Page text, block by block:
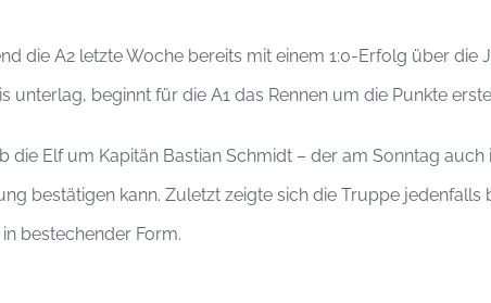
die A2 letzte Woche bereits mit einem 1:0-Erfolg über
unterlag, beginnt für die A1 das Rennen um die Punkte
die Elf um Kapitän Bastian Schmidt – der am Sonntag
bestätigen kann. Zuletzt zeigte sich die Truppe
bestechender Form.